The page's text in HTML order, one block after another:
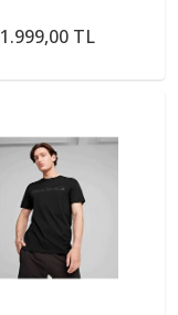
1.999,00 TL